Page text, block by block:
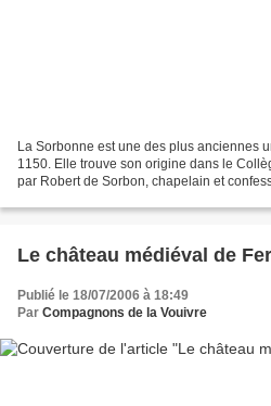
La Sorbonne est une des plus anciennes
1150. Elle trouve son origine dans le
par Robert de Sorbon, chapelain et
Le château médiéval de
Publié le 18/07/2006 à 18:49
Par Compagnons de la Vouivre